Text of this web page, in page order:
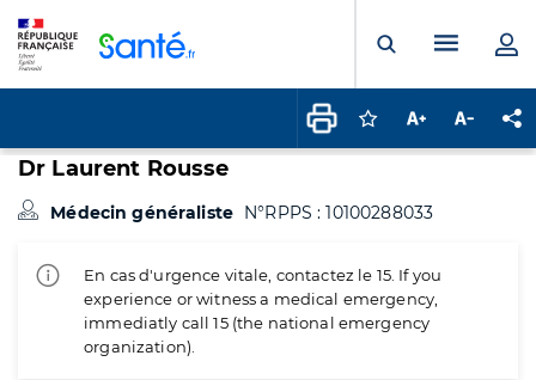
Ouvrir laMenu
Connectez-vous
Augmenter la
Dr Laurent Rousse
Médecin généraliste N°RPPS : 10100288033
En cas d'urgence vitale, contactez le 15. If you
experience or witness a medical emergency,
immediatly call 15 (the national emergency
organization).